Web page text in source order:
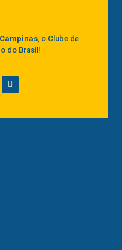
, o Clube de
do Brasil!